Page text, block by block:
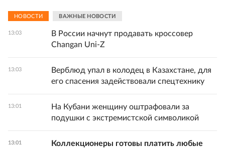
НОВОСТИ ВАЖНЫЕ НОВОСТИ
13:03
В России начнут продавать кроссовер
Changan Uni-Z
13:03
Верблюд упал в колодец в Казахстане, для
его спасения задействовали спецтехнику
13:01
На Кубани женщину оштрафовали за
подушки с экстремистской символикой
13:01
Коллекционеры готовы платить любые